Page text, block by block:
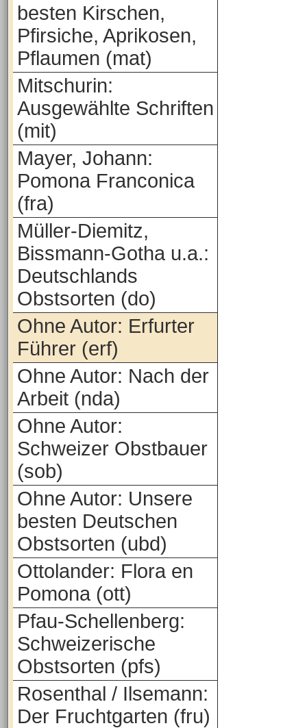
besten Kirschen,
Pfirsiche, Aprikosen,
Pflaumen (mat)
Mitschurin:
Ausgewählte Schriften
(mit)
Mayer, Johann:
Pomona Franconica
(fra)
Müller-Diemitz,
Bissmann-Gotha u.a.:
Deutschlands
Obstsorten (do)
Ohne Autor: Erfurter
Führer (erf)
Ohne Autor: Nach der
Arbeit (nda)
Ohne Autor:
Schweizer Obstbauer
(sob)
Ohne Autor: Unsere
besten Deutschen
Obstsorten (ubd)
Ottolander: Flora en
Pomona (ott)
Pfau-Schellenberg:
Schweizerische
Obstsorten (pfs)
Rosenthal / Ilsemann:
Der Fruchtgarten (fru)